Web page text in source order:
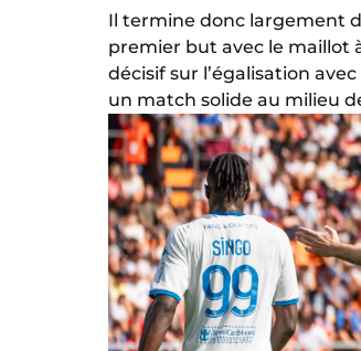
Il termine donc largement
premier but avec le maillot
décisif sur l’égalisation
un match solide au milieu